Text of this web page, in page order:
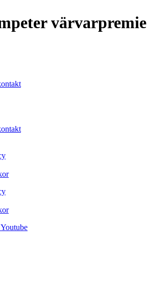
värvarpremie
Youtube